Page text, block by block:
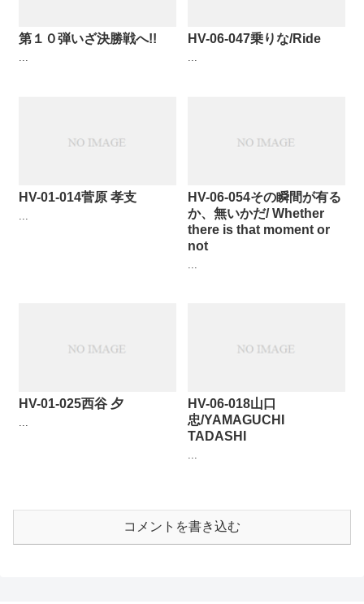
第１０弾いざ決勝戦へ!! HV-06-047乗りな/Ride
HV-01-014菅原 孝支
HV-06-054その瞬間が有る
か、無いかだ/ Whether
there is that moment or
not
HV-01-025西谷 夕
...
HV-06-018山口
忠/YAMAGUCHI
TADASHI
...
コメントを書き込む